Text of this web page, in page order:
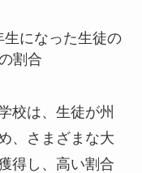
になった生徒の
割合
校は、生徒が州
、さまざまな大
得し、高い割合